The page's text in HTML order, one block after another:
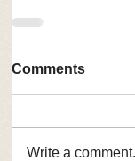
Comments
Write a